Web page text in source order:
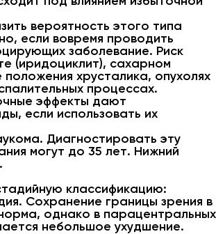
вероятность этого типа
если вовремя проводить
заболевание. Риск
(иридоциклит), сахарном
хрусталика, опухолях
процессах.
эффекты дают
если использовать их
Диагностировать эту
могут до 35 лет. Нижний
классификацию:
Сохранение границы зрения в
однако в парацентральных
небольшое ухудшение.